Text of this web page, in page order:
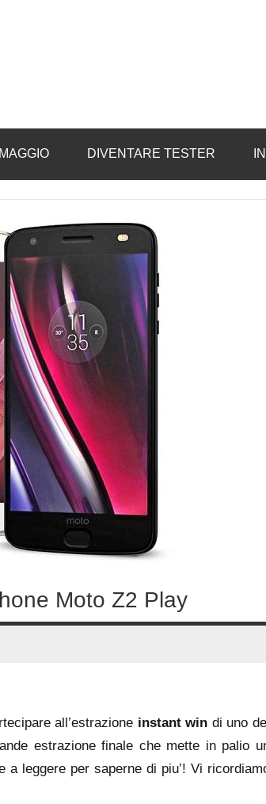
DIVENTARE TESTER
Moto Z2 Play
all’estrazione instant win di uno
estrazione finale che mette in palio
a leggere per saperne di piu’! Vi